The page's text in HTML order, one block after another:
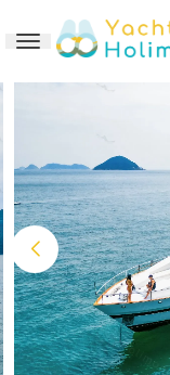
Toggle navigation